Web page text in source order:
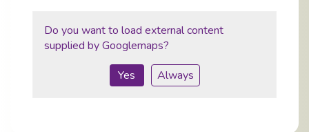
Do you want to load external content
supplied byGooglemaps?
Yes
Always